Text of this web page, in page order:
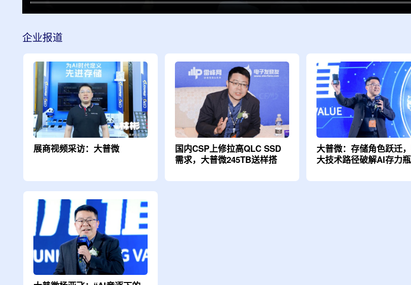
企业报道
展商视频采访：大普微
国内CSP上修拉高QLC SSD
需求，大普微245TB送样搭
大普微：存储角色跃迁
大技术路径破解AI存力